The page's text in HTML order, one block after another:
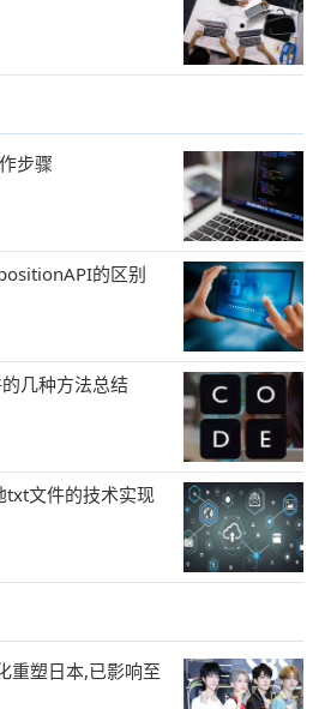
步骤
的区别
几种方法总结
txt文件的技术实现
重塑日本,已影响至